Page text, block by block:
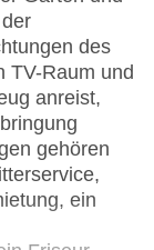
des
TV-Raum und
anreist,
gehören
ein